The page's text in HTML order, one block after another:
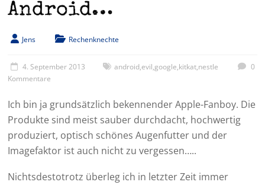
Android…
Jens Rechenknechte
4. September 2013 android,evil,google,kitkat,nestle
0
Kommentare
Ich bin ja grundsätzlich bekennender Apple-Fanboy. Die
Produkte sind meist sauber durchdacht, hochwertig
produziert, optisch schönes Augenfutter und der
Imagefaktor ist auch nicht zu vergessen…..
Nichtsdestotrotz überleg ich in letzter Zeit immer